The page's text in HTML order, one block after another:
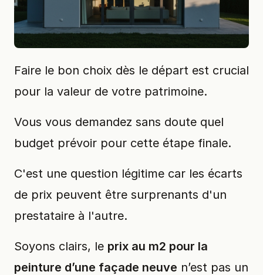
Faire le bon choix dès le départ est crucial
pour la valeur de votre patrimoine.
Vous vous demandez sans doute quel
budget prévoir pour cette étape finale.
C'est une question légitime car les écarts
de prix peuvent être surprenants d'un
prestataire à l'autre.
Soyons clairs, le prix au m2 pour la
peinture d’une façade neuve n’est pas un